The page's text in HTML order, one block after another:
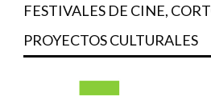
FESTIVALES DE CINE,
PROYECTOS CULTURALES